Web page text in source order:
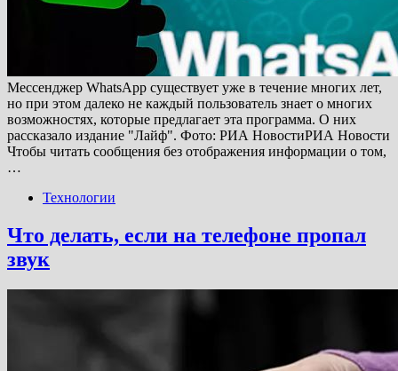
Мессенджер WhatsApp существует уже в течение многих лет,
но при этом далеко не каждый пользователь знает о многих
возможностях, которые предлагает эта программа. О них
рассказало издание "Лайф". Фото: РИА НовостиРИА Новости
Чтобы читать сообщения без отображения информации о том,
…
Технологии
Что делать, если на телефоне пропал
звук